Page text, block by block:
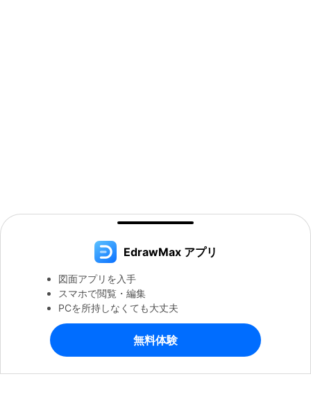
EdrawMaxで続ける
EdrawMax アプリ
図面アプリを入手
スマホで閲覧・編集
PCを所持しなくても大丈夫
無料体験